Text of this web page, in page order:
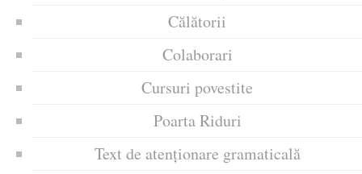
Călătorii
Colaborari
Cursuri povestite
Poarta Riduri
Text de atenționare gramaticală